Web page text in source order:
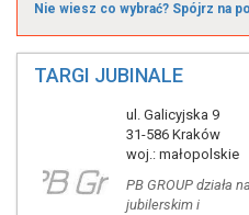
Nie wiesz co wybrać? Spójrz na
TARGI JUBINALE
ul. Galicyjska 9
31-586 Kraków
woj.: małopolskie
PB GROUP działa
jubilerskim i